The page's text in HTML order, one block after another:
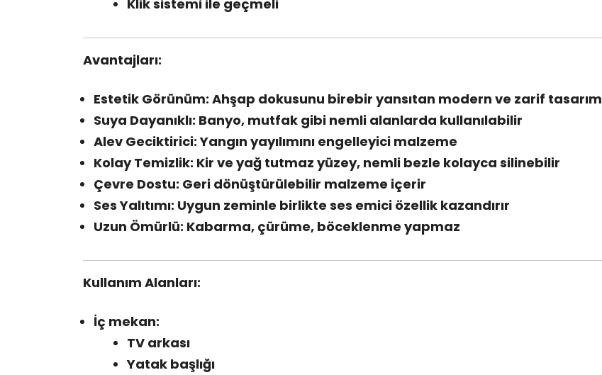
Klik sistemi ile geçmeli
Avantajları:
Estetik Görünüm: Ahşap dokusunu birebir yansıtan modern ve zarif tasarım
Suya Dayanıklı: Banyo, mutfak gibi nemli alanlarda kullanılabilir
Alev Geciktirici: Yangın yayılımını engelleyici malzeme
Kolay Temizlik: Kir ve yağ tutmaz yüzey, nemli bezle kolayca silinebilir
Çevre Dostu: Geri dönüştürülebilir malzeme içerir
Ses Yalıtımı: Uygun zeminle birlikte ses emici özellik kazandırır
Uzun Ömürlü: Kabarma, çürüme, böceklenme yapmaz
Kullanım Alanları:
İç mekan:
TV arkası
Yatak başlığı